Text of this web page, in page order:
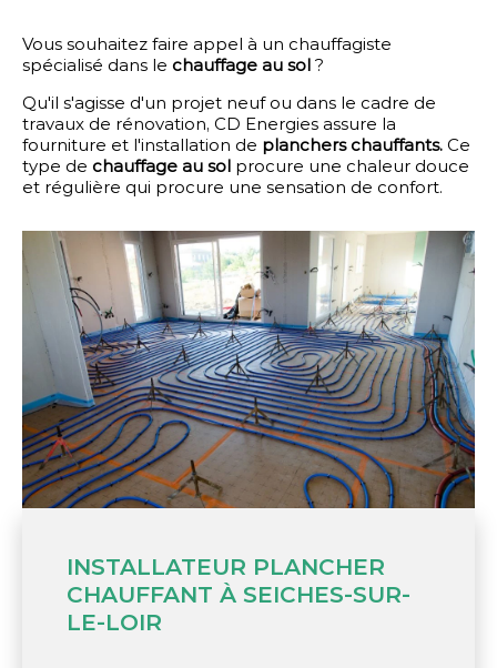
Vous souhaitez faire appel à un chauffagiste
spécialisé dans le chauffage au sol ?
Qu'il s'agisse d'un projet neuf ou dans le cadre de
travaux de rénovation, CD Energies assure la
fourniture et l'installation de planchers chauffants. Ce
type de chauffage au sol procure une chaleur douce
et régulière qui procure une sensation de confort.
INSTALLATEUR PLANCHER
CHAUFFANT À SEICHES-SUR-
LE-LOIR